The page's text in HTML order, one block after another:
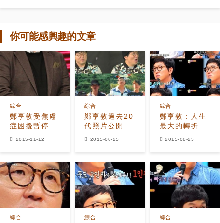
你可能感興趣的文章
鄭亨敦受焦慮
症困擾暫停演
綜合
2015-11-12
鄭亨敦過去20
代照片公開 長
綜合
2015-08-25
鄭亨敦：人生
最大的轉折點
綜合
2015-08-25
綜合 綜合 綜合